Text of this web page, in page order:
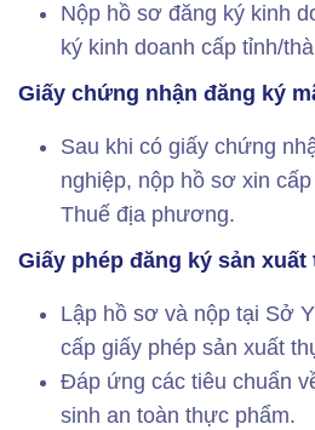
Nộp hồ sơ đăng ký kinh
ký kinh doanh cấp tỉnh/
Giấy chứng nhận đăng ký
Sau khi có giấy chứng
nghiệp, nộp hồ sơ xin
Thuế địa phương.
Giấy phép đăng ký sản
Lập hồ sơ và nộp tại Sở
cấp giấy phép sản xuất
Đáp ứng các tiêu chuẩn
sinh an toàn thực phẩm.